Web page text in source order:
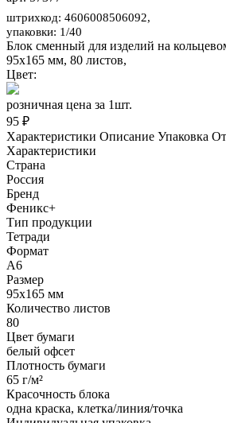
штрихкод: 4606008506092,
упаковки: 1/40
Блок сменный для изделий на
95х165 мм, 80 листов,
Цвет:
розничная цена за 1шт.
95 ₽
Характеристики Описание Упаковка
Характеристики
Страна
Россия
Бренд
Феникс+
Тип продукции
Тетради
Формат
А6
Размер
95х165 мм
Количество листов
80
Цвет бумаги
белый офсет
Плотность бумаги
65 г/м²
Красочность блока
одна краска, клетка/линия/точка